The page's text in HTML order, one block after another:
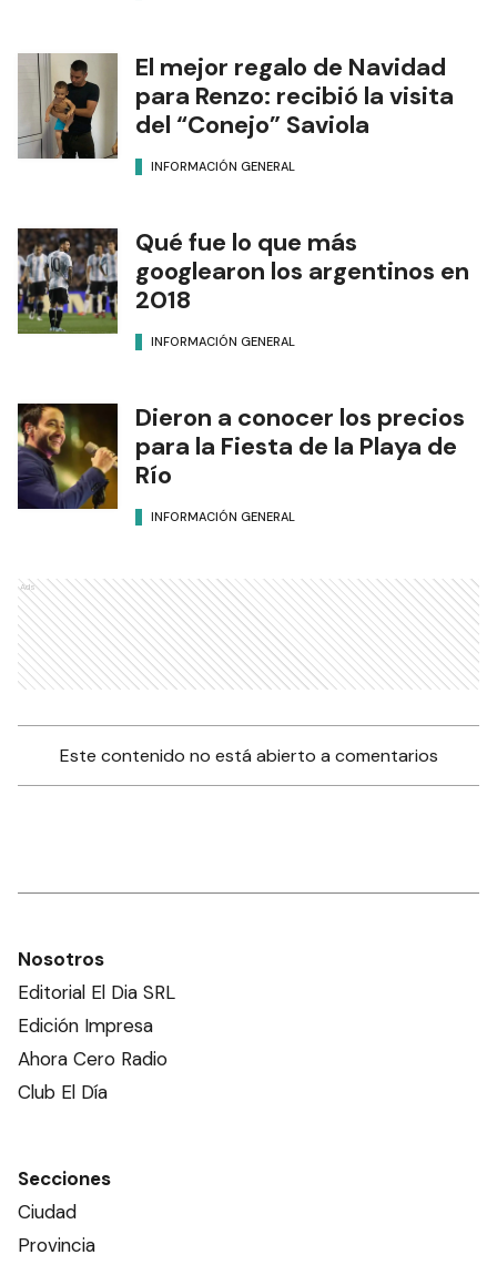
El mejor regalo de Navidad
para Renzo: recibió la visita
del “Conejo” Saviola
INFORMACIÓN GENERAL
Qué fue lo que más
googlearon los argentinos en
2018
INFORMACIÓN GENERAL
Dieron a conocer los precios
para la Fiesta de la Playa de
Río
INFORMACIÓN GENERAL
Ads
Este contenido no está abierto a comentarios
Nosotros
Editorial El Dia SRL
Edición Impresa
Ahora Cero Radio
Club El Día
Secciones
Ciudad
Provincia